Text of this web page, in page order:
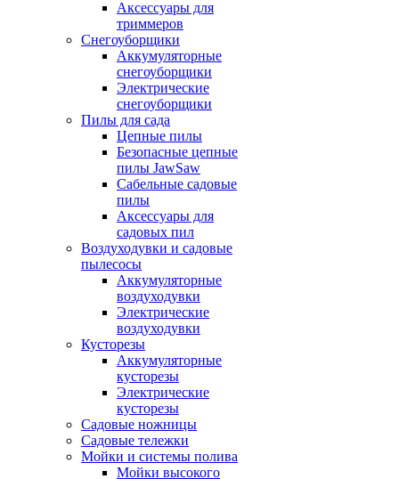
Аксессуары для
триммеров
Снегоуборщики
Аккумуляторные
снегоуборщики
Электрические
снегоуборщики
Пилы для сада
Цепные пилы
Безопасные цепные
пилы JawSaw
Сабельные садовые
пилы
Аксессуары для
садовых пил
Воздуходувки и садовые
пылесосы
Аккумуляторные
воздуходувки
Электрические
воздуходувки
Кусторезы
Аккумуляторные
кусторезы
Электрические
кусторезы
Садовые ножницы
Садовые тележки
Мойки и системы полива
Мойки высокого